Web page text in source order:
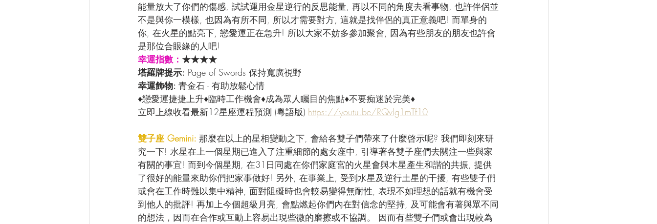
能量放大了你們的傷感, 試試運用金星逆行的反思能量, 再以不同的角度去看事物, 也許伴侶並
不是與你一模樣, 也因為有所不同, 所以才需要對方, 這就是找伴侶的真正意義吧! 而單身的
你, 在火星的點亮下, 戀愛運正在急升! 所以大家不妨多參加聚會, 因為有些朋友的朋友也許會
是那位合眼緣的人吧!
幸運指數： ★★★★
塔羅牌提示: Page of Swords 保持寬廣視野
幸運飾物: 青金石 - 有助放鬆心情
♦戀愛運捷捷上升♦臨時工作機會♦成為眾人矚目的焦點♦不要痴迷於完美♦
立即上線收看最新12星座運程預測 (粵語版) https://youtu.be/RQvlg1mTf10
雙子座 Gemini: 那麼在以上的星相變動之下, 會給各雙子們帶來了什麼啓示呢? 我們即刻來研
究一下! 水星在上一個星期已進入了注重細節的處女座中, 引導著各雙子座們去關注一些與家
有關的事宜! 而到今個星期, 在31日同處在你們家庭宮的火星會與木星產生和諧的共振, 提供
了很好的能量來助你們把家事做好! 另外, 在事業上, 受到水星及逆行土星的干擾, 有些雙子們
或會在工作時難以集中精神, 面對阻礙時也會較易變得無耐性, 表現不如理想的話就有機會受
到他人的批評! 再加上今個超級月亮, 會點燃起你們內在對信念的堅持, 及可能會有著與眾不同
的想法，因而在合作或互動上容易出現些微的磨擦或不協調。 因而有些雙子們或會出現較為